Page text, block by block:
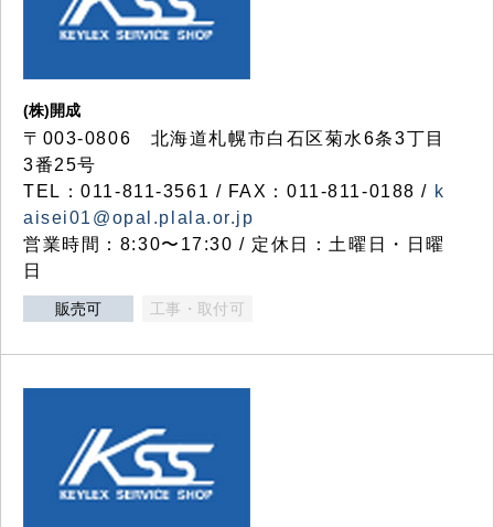
(株)開成
〒003-0806 北海道札幌市白石区菊水6条3丁目
3番25号
TEL：011-811-3561 / FAX：011-811-0188 / k
aisei01@opal.plala.or.jp
営業時間：8:30〜17:30 / 定休日：土曜日・日曜
日
販売可 工事・取付可